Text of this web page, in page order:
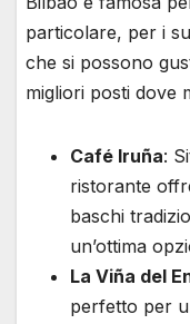
particolare, per i
che si possono
migliori posti dove
Café Iruña:
ristorante
baschi
un’ottima
La Viña del
perfetto per